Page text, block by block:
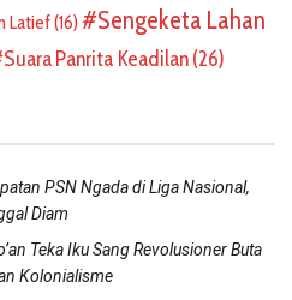
Latief(16)
Sengeketa Lahan
Suara Panrita Keadilan(26)
PSN Ngada di Liga Nasional,
Diam
Teka Iku Sang Revolusioner Buta
Kolonialisme